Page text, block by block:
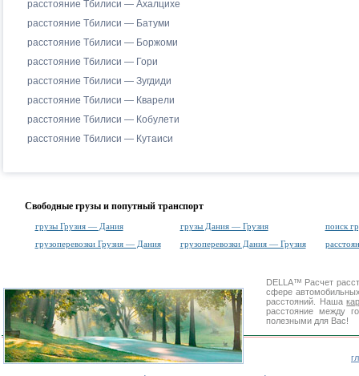
расстояние Тбилиси — Ахалцихе
расстояние Тбилиси — Батуми
расстояние Тбилиси — Боржоми
расстояние Тбилиси — Гори
расстояние Тбилиси — Зугдиди
расстояние Тбилиси — Кварели
расстояние Тбилиси — Кобулети
расстояние Тбилиси — Кутаиси
Свободные грузы и попутный транспорт
грузы Грузия — Дания грузы Дания — Грузия
поиск
грузоперевозки Грузия — Дания
грузоперевозки Дания — Грузия
DELLA™ Расчет
сфере
расстояний. Наша
расстояние между
полезными для Вас!